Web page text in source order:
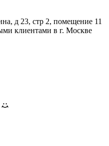
д 23, стр 2, помещение 11
клиентами в г. Москве